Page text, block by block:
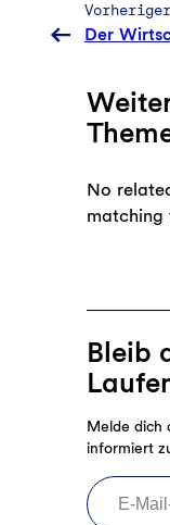
Der
No
matching
Bleib
Melde dich
informiert
E-Mail-Adresse eingeben